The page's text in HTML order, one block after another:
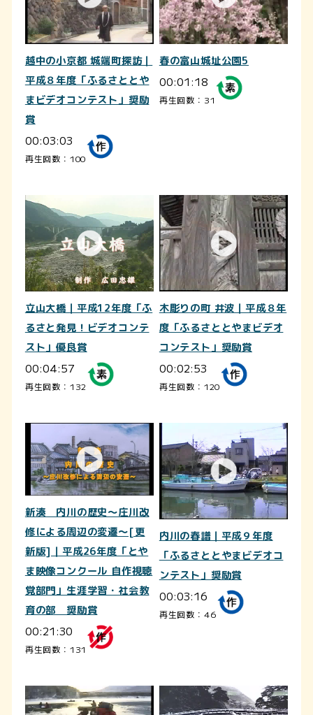
越中の小京都 城端町探訪｜
平成８年度「ふるさととや
まビデオコンテスト」奨励
賞
00:03:03
再生回数：100
春の富山城址公園5
00:01:18
再生回数：31
立山大橋｜平成12年度「ふ
るさと発見！ビデオコンテ
スト」優良賞
00:04:57
再生回数：132
木彫りの町 井波｜平成８年
度「ふるさととやまビデオ
コンテスト」奨励賞
00:02:53
再生回数：120
新湊 内川の歴史～庄川改
修による周辺の変遷～[更
新版]｜平成26年度「とや
ま映像コンクール 自作視聴
覚部門」生涯学習・社会教
育の部 奨励賞
00:21:30
再生回数：131
内川の春譜｜平成９年度
「ふるさととやまビデオコ
ンテスト」奨励賞
00:03:16
再生回数：46